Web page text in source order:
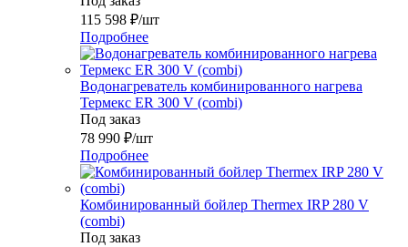
115 598 ₽/шт
Подробнее
Водонагреватель комбинированного нагрева
Термекс ER 300 V (combi)
Под заказ
78 990 ₽/шт
Подробнее
Комбинированный бойлер Thermex IRP 280 V
(combi)
Под заказ